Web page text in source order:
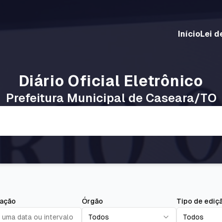
InícioLei
Diário Oficial Eletrônico
Prefeitura Municipal de Caseara/TO
uma data ou intervalo
Órgão
Todos
Tipo de
Todos